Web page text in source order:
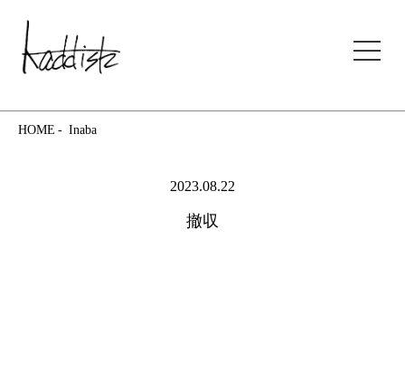
kaddish development store
HOME Inaba
2023.08.22
撤収